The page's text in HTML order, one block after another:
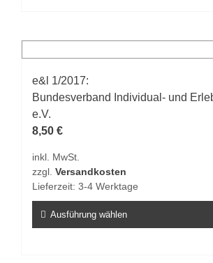
Varianten
auf.
Die
Optionen
können
der
Produktseite
werden
e&l 1/2017:
Bundesverband Individual- und
e.V.
8,50 €
inkl. MwSt.
zzgl. Versandkosten
Lieferzeit: 3-4 Werktage
Ausführung wählen